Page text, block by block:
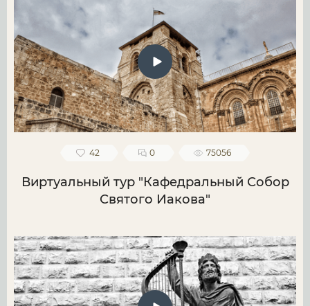
42 0 75056
Виртуальный тур "Кафедральный Собор
Святого Иакова"